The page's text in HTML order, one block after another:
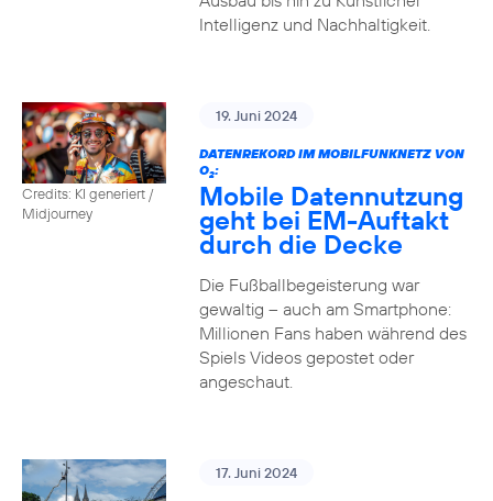
Intelligenz und Nachhaltigkeit.
Credits: KI generiert /
Midjourney
19. Juni 2024
DATENREKORD IM MOBILFUNKNETZ VON
O2:
Mobile Datennutzung
geht bei EM-Auftakt
durch die Decke
Die Fußballbegeisterung war
gewaltig – auch am Smartphone:
Millionen Fans haben während des
Spiels Videos gepostet oder
angeschaut.
17. Juni 2024